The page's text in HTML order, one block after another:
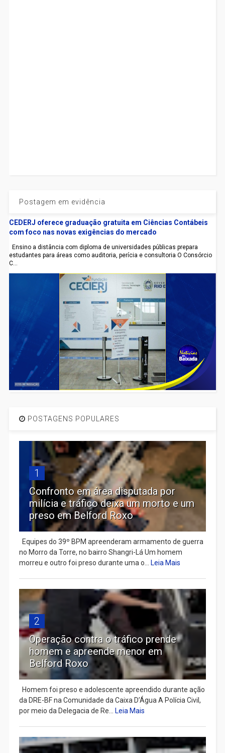
Postagem em evidência
CEDERJ oferece graduação gratuita em Ciências Contábeis
com foco nas novas exigências do mercado
Ensino a distância com diploma de universidades públicas prepara
estudantes para áreas como auditoria, perícia e consultoria O Consórcio
C...
POSTAGENS POPULARES
1
Confronto em área disputada por
milícia e tráfico deixa um morto e um
preso em Belford Roxo
Equipes do 39º BPM apreenderam armamento de guerra
no Morro da Torre, no bairro Shangri-Lá Um homem
morreu e outro foi preso durante uma o... Leia Mais
2
Operação contra o tráfico prende
homem e apreende menor em
Belford Roxo
Homem foi preso e adolescente apreendido durante ação
da DRE-BF na Comunidade da Caixa D’Água A Polícia Civil,
por meio da Delegacia de Re... Leia Mais